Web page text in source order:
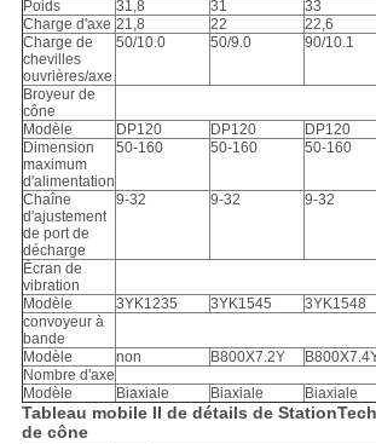
Poids
31,8 31 33
Charge d'axe 21,8 22 22,6
Charge de
chevilles
ouvrières/axe
50/10.0 50/9.0 90/10.1
Broyeur de
cône
Modèle
DP120 DP120 DP120
Dimension
maximum
d'alimentation
50-160 50-160 50-160
Chaîne
d'ajustement
de port de
décharge
9-32 9-32 9-32
Écran de
vibration
Modèle
3YK1235 3YK1545 3YK1548
convoyeur à
bande
Modèle
non B800X7.2Y
Nombre d'axe
Modèle
Biaxiale Biaxiale Biaxiale
Tableau mobile II de détails de
de cône